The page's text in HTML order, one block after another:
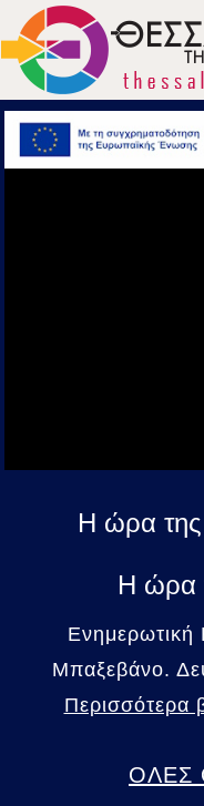
Η ώρα
Η ώρα
Μπαξεβάνο.
Περισσότερα
ΟΛΕΣ